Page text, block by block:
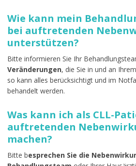
Wie kann mein
bei auftretenden
unterstützen?
Bitte informieren Sie Ihr
Veränderungen, die Sie in und an
so kann alles berücksichtigt und im
behandelt werden.
Was kann ich als CLL-
auftretenden
machen?
Bitte besprechen Sie die